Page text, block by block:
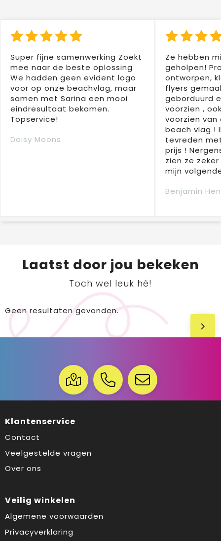
Super fijne samenwerking Zoekt
mee naar de beste oplossing
We hadden geen evident logo
voor op onze beachvlag, maar
samen met Sarina een mooi
eindresultaat bekomen.
Topservice!
Daisy Moons
Ze hebben
geholpen!
ontworpen,
flyers
geborduurd
voorzien ,
voorzien
beach vlag !
tevreden
prijs !
zien ze
mijn
Benjamin
Laatst door jou bekeken
Toch wel leuk hé!
Geen resultaten gevonden.
Klantenservice
Contact
Veelgestelde vragen
Over ons
Veilig winkelen
Algemene voorwaarden
Privacyverklaring